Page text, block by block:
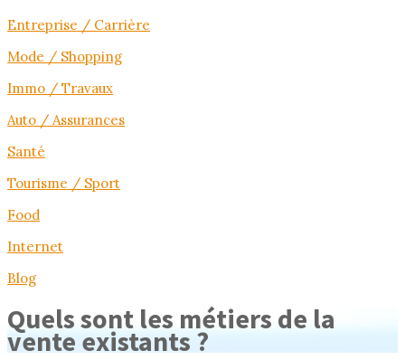
Entreprise / Carrière
Mode / Shopping
Immo / Travaux
Auto / Assurances
Santé
Tourisme / Sport
Food
Internet
Blog
Quels sont les métiers de la
vente existants ?